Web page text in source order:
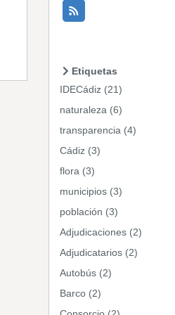
Etiquetas
IDECádiz (21)
naturaleza (6)
transparencia (4)
Cádiz (3)
flora (3)
municipios (3)
población (3)
Adjudicaciones (2)
Adjudicatarios (2)
Autobús (2)
Barco (2)